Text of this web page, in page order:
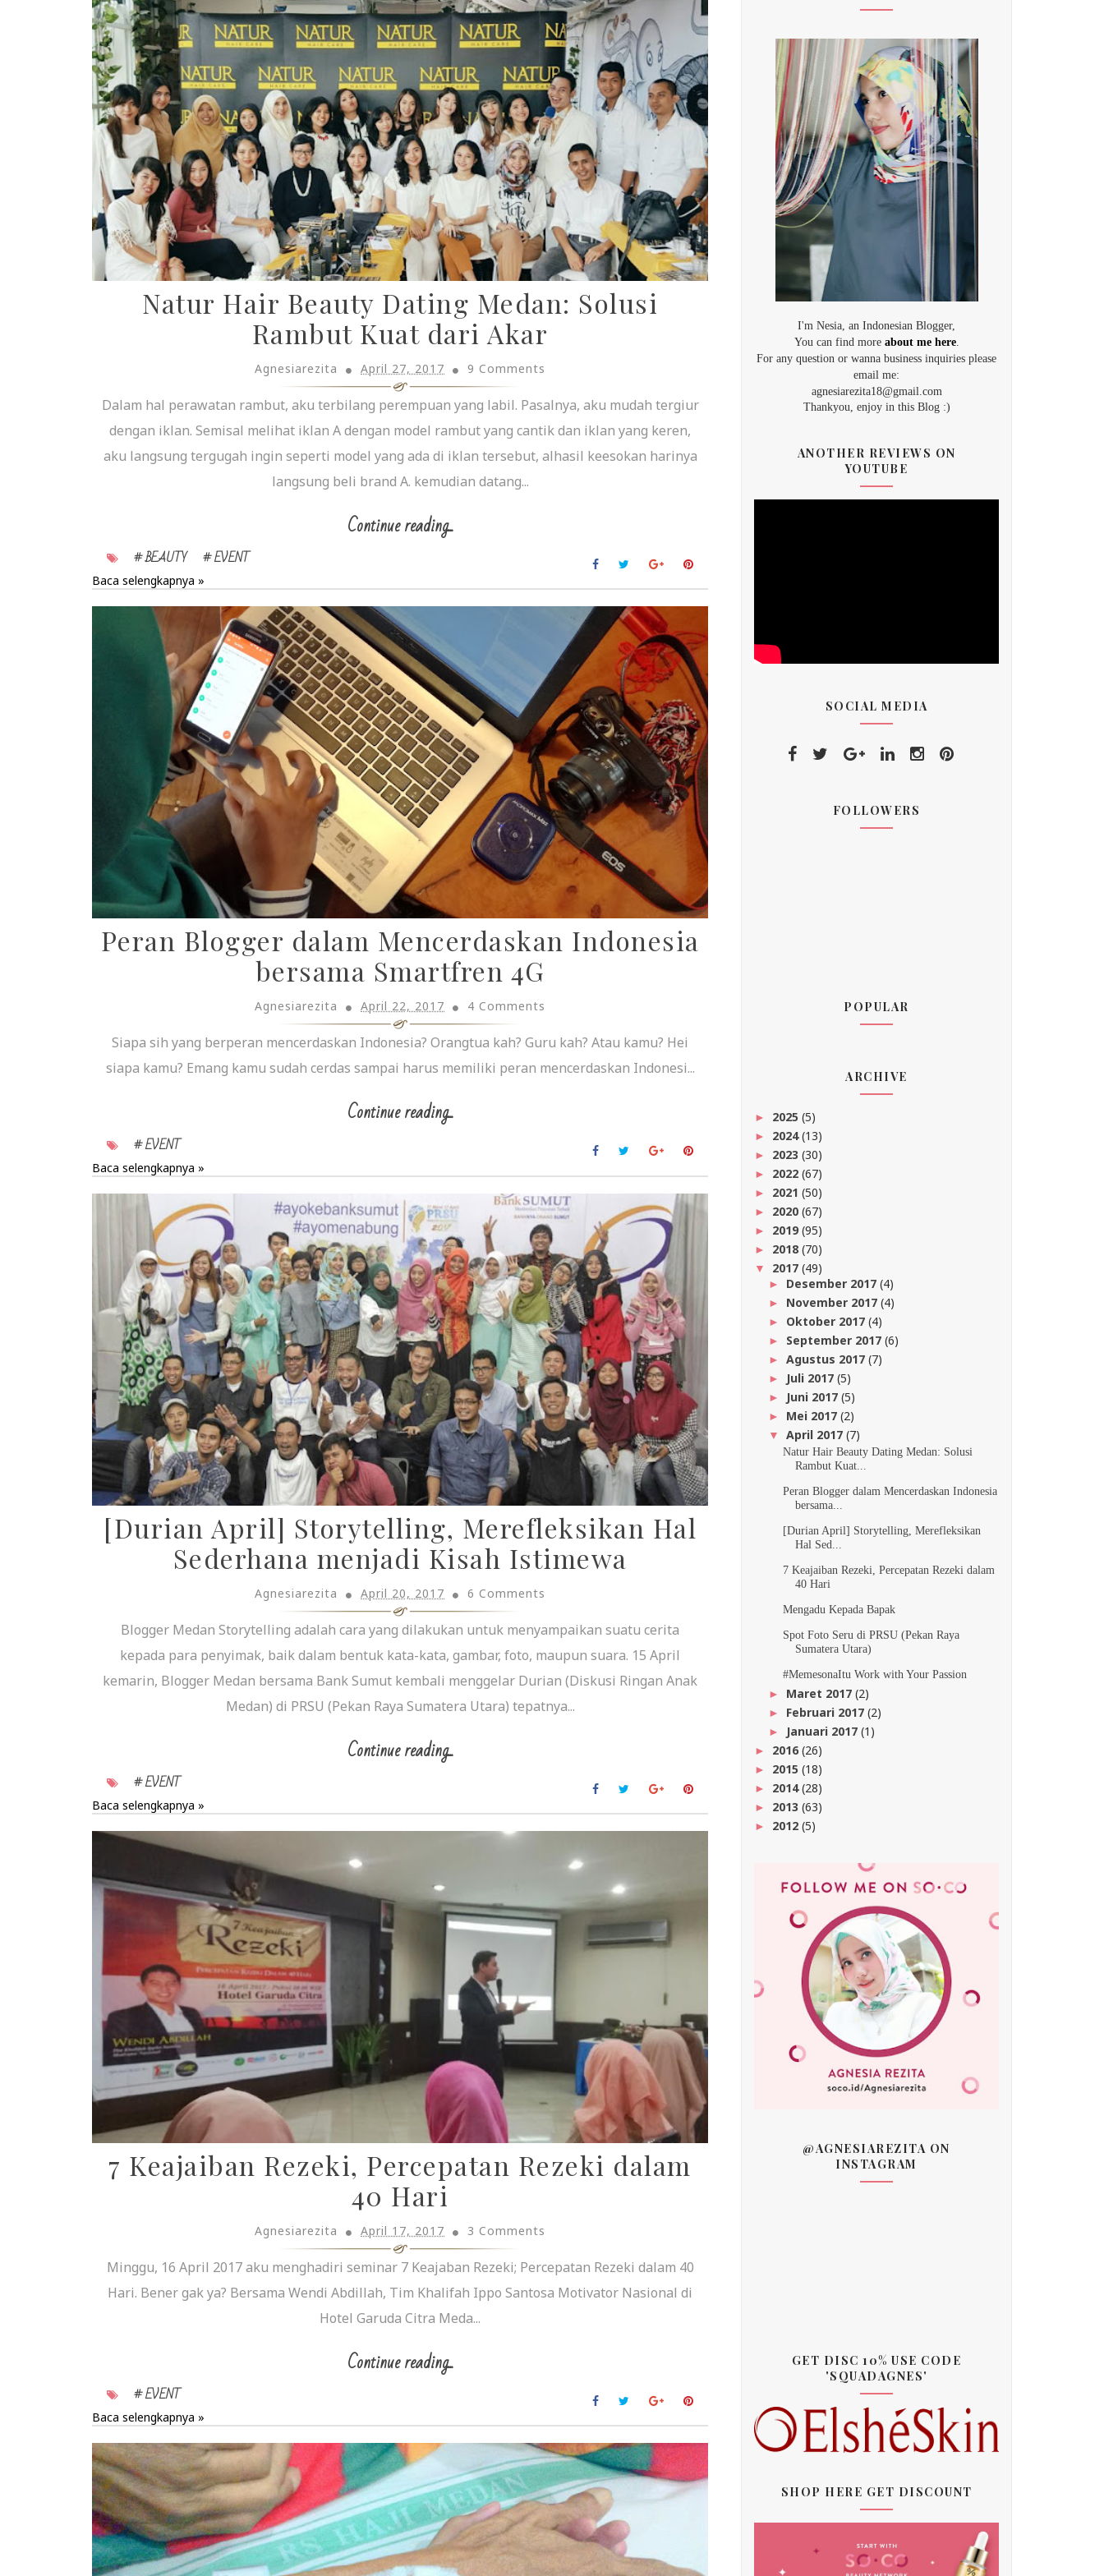
Natur Hair Beauty Dating Medan: Solusi
Rambut Kuat dari Akar
Agnesiarezita April 27, 2017 9 Comments
Dalam hal perawatan rambut, aku terbilang perempuan yang labil. Pasalnya, aku mudah tergiur
dengan iklan. Semisal melihat iklan A dengan model rambut yang cantik dan iklan yang keren,
aku langsung tergugah ingin seperti model yang ada di iklan tersebut, alhasil keesokan harinya
langsung beli brand A. kemudian datang...
Continue reading...
# BEAUTY # EVENT
Baca selengkapnya »
Peran Blogger dalam Mencerdaskan Indonesia
bersama Smartfren 4G
Agnesiarezita April 22, 2017 4 Comments
Siapa sih yang berperan mencerdaskan Indonesia? Orangtua kah? Guru kah? Atau kamu? Hei
siapa kamu? Emang kamu sudah cerdas sampai harus memiliki peran mencerdaskan Indonesi...
Continue reading...
# EVENT
Baca selengkapnya »
[Durian April] Storytelling, Merefleksikan Hal
Sederhana menjadi Kisah Istimewa
Agnesiarezita April 20, 2017 6 Comments
Blogger Medan Storytelling adalah cara yang dilakukan untuk menyampaikan suatu cerita
kepada para penyimak, baik dalam bentuk kata-kata, gambar, foto, maupun suara. 15 April
kemarin, Blogger Medan bersama Bank Sumut kembali menggelar Durian (Diskusi Ringan Anak
Medan) di PRSU (Pekan Raya Sumatera Utara) tepatnya...
Continue reading...
# EVENT
Baca selengkapnya »
7 Keajaiban Rezeki, Percepatan Rezeki dalam
40 Hari
Agnesiarezita April 17, 2017 3 Comments
Minggu, 16 April 2017 aku menghadiri seminar 7 Keajaban Rezeki; Percepatan Rezeki dalam 40
Hari. Bener gak ya? Bersama Wendi Abdillah, Tim Khalifah Ippo Santosa Motivator Nasional di
Hotel Garuda Citra Meda...
Continue reading...
# EVENT
Baca selengkapnya »
I'm Nesia, an Indonesian Blogger,
You can find more about me here.
For any question or wanna business inquiries please
email me:
agnesiarezita18@gmail.com
Thankyou, enjoy in this Blog :)
ANOTHER REVIEWS ON
YOUTUBE
SOCIAL MEDIA
FOLLOWERS
POPULAR
ARCHIVE
► 2025 (5)
► 2024(13)
► 2023 (30)
► 2022 (67)
► 2021 (50)
► 2020 (67)
► 2019(95)
► 2018 (70)
▼ 2017 (49)
► Desember 2017 (4)
► November 2017 (4)
► Oktober 2017 (4)
► September 2017 (6)
► Agustus 2017 (7)
► Juli 2017 (5)
► Juni 2017 (5)
► Mei 2017 (2)
▼ April 2017 (7)
Natur Hair Beauty Dating Medan: Solusi
Rambut Kuat...
Peran Blogger dalam Mencerdaskan Indonesia
bersama...
[Durian April] Storytelling, Merefleksikan
Hal Sed...
7 Keajaiban Rezeki, Percepatan Rezeki dalam
40 Hari
Mengadu Kepada Bapak
Spot Foto Seru di PRSU (Pekan Raya
Sumatera Utara)
#MemesonaItu Work with Your Passion
► Maret 2017 (2)
► Februari 2017 (2)
► Januari 2017 (1)
► 2016(26)
► 2015 (18)
► 2014(28)
► 2013 (63)
► 2012 (5)
@AGNESIAREZITA ON
INSTAGRAM
GET DISC 10% USE CODE
'SQUADAGNES'
SHOP HERE GET DISCOUNT